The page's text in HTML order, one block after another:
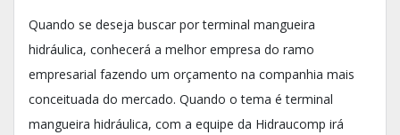
Quando se deseja buscar por terminal mangueira
hidráulica, conhecerá a melhor empresa do ramo
empresarial fazendo um orçamento na companhia mais
conceituada do mercado. Quando o tema é terminal
mangueira hidráulica, com a equipe da Hidraucomp irá